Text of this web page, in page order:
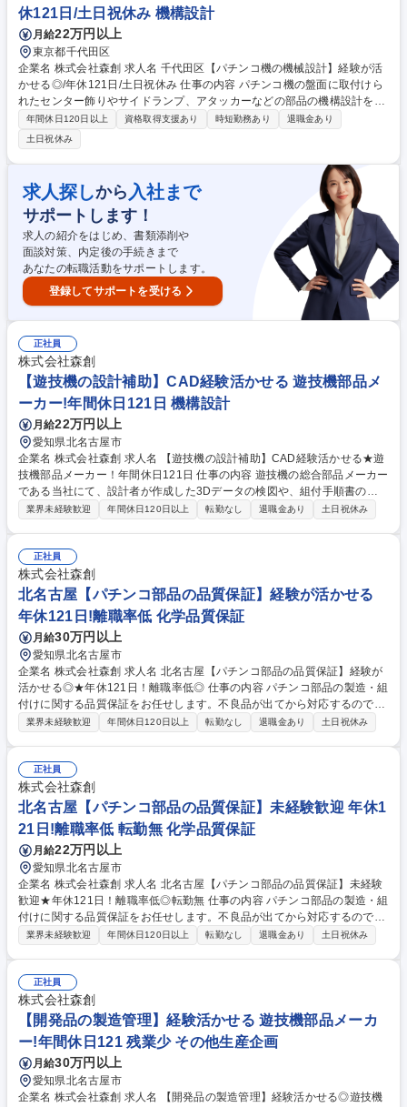
休121日/土日祝休み 機構設計
月給22万円以上
東京都千代田区
企業名 株式会社森創 求人名 千代田区【パチンコ機の機械設計】経験が活
かせる◎/年休121日/土日祝休み 仕事の内容 パチンコ機の盤面に取付けら
れたセンター飾りやサイドランプ、アタッカーなどの部品の機構設計をご
担当いただきます。 【具体的には】 パチンコメーカーからの依頼書を元
に企画部が作成したデザイン画、仕様書をもとに、どのように具現化する
のか打ち合わせを行います。パチンコ機に用いられるゲーム、アニメ、キ
ャラクターの世界観を理解し、液晶演出に合わせ、役物をどのように動か
すのかを考えたり、液晶演出に合わせた動き方・光り方・立体感を検証し
ます。【代表機種】北斗の拳、花の慶次、東京グール、俺の妹がこんなに
可愛いわけがない。など 募集職種 千代田区【パチンコ機の機械設計】経
験が活かせる◎/年休121日/土日祝休み
年間休日120日以上 資格取得支援あり 時短勤務あり
退職金あり
土日祝休み
求人探しから 入社まで
サポートします！
求人の紹介をはじめ、書類添削や
面談対策、内定後の手続きまで
あなたの転職活動をサポートします。
登録してサポートを受ける
正社員
株式会社森創
【遊技機の設計補助】CAD経験活かせる 遊技機部品メ
ーカー!年間休日121日 機構設計
月給22万円以上
愛知県北名古屋市
企業名 株式会社森創 求人名 【遊技機の設計補助】CAD経験活かせる★遊
技機部品メーカー！年間休日121日 仕事の内容 遊技機の総合部品メーカー
である当社にて、設計者が作成した3Dデータの検図や、組付手順書の作
成など、設計業務の補助を担当していただきます。 【業務内容】 ■設計デ
【遊技機の設計補助】CAD経験活かせる★遊技機部品メーカー！年間休日
121日
業界未経験歓迎 年間休日120日以上 転勤なし 退職金あり 土日祝休み
正社員
株式会社森創
北名古屋【パチンコ部品の品質保証】経験が活かせる
年休121日!離職率低 化学品質保証
月給30万円以上
愛知県北名古屋市
企業名 株式会社森創 求人名 北名古屋【パチンコ部品の品質保証】経験が
活かせる◎★年休121日！離職率低◎ 仕事の内容 パチンコ部品の製造・組
付けに関する品質保証をお任せします。不良品が出てから対応するのでは
なく、不良品が出ないようにするための仕事で、「製品を創っている」と
いただきます。しっかりサポートをするので未経験の方も安心です◎ ■組
付け作業に関する作業手順書等の作成 ■不具合の対策立案 ■品質データの
収集・分析・報告書作成 ■後輩育成 ■社内関係部署との連携による品質向
上活動 など 募集職種 北名古屋【パチンコ部品の品質保証】経験が活かせ
る◎★年休121日！離職率低◎
業界未経験歓迎 年間休日120日以上 転勤なし 退職金あり 土日祝休み
正社員
株式会社森創
北名古屋【パチンコ部品の品質保証】未経験歓迎 年休1
21日!離職率低 転勤無 化学品質保証
月給22万円以上
愛知県北名古屋市
企業名 株式会社森創 求人名 北名古屋【パチンコ部品の品質保証】未経験
歓迎★年休121日！離職率低◎転勤無 仕事の内容 パチンコ部品の製造・組
付けに関する品質保証をお任せします。不良品が出てから対応するのでは
なく、不良品が出ないようにするための仕事で、「製品を創っている」と
いただきます。しっかりサポートをするので未経験の方も安心です◎ ■組
付け作業に関する作業手順書等の作成 ■不具合の対策立案 ■品質データの
収集・分析・報告書作成 ■社内関係部署との連携による品質向上活動 など
募集職種 北名古屋【パチンコ部品の品質保証】未経験歓迎★年休121日！
離職率低◎転勤無
業界未経験歓迎 年間休日120日以上 転勤なし 退職金あり 土日祝休み
正社員
株式会社森創
【開発品の製造管理】経験活かせる 遊技機部品メーカ
ー!年間休日121 残業少 その他生産企画
月給30万円以上
愛知県北名古屋市
企業名 株式会社森創 求人名 【開発品の製造管理】経験活かせる◎遊技機